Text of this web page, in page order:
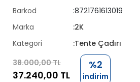
Barkod
:8721761613019
Marka
:2K
Kategori
:Tente Çadırı
38.000,00 TL
37.240,00 TL
%2
indirim